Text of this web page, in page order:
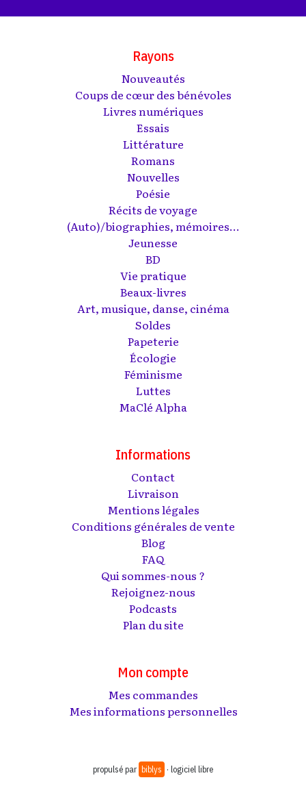
Rayons
Nouveautés
Coups de cœur des bénévoles
Livres numériques
Essais
Littérature
Romans
Nouvelles
Poésie
Récits de voyage
(Auto)/biographies, mémoires...
Jeunesse
BD
Vie pratique
Beaux-livres
Art, musique, danse, cinéma
Soldes
Papeterie
Écologie
Féminisme
Luttes
MaClé Alpha
Informations
Contact
Livraison
Mentions légales
Conditions générales de vente
Blog
FAQ
Qui sommes-nous ?
Rejoignez-nous
Podcasts
Plan du site
Mon compte
Mes commandes
Mes informations personnelles
propulsé par biblys · logiciel libre